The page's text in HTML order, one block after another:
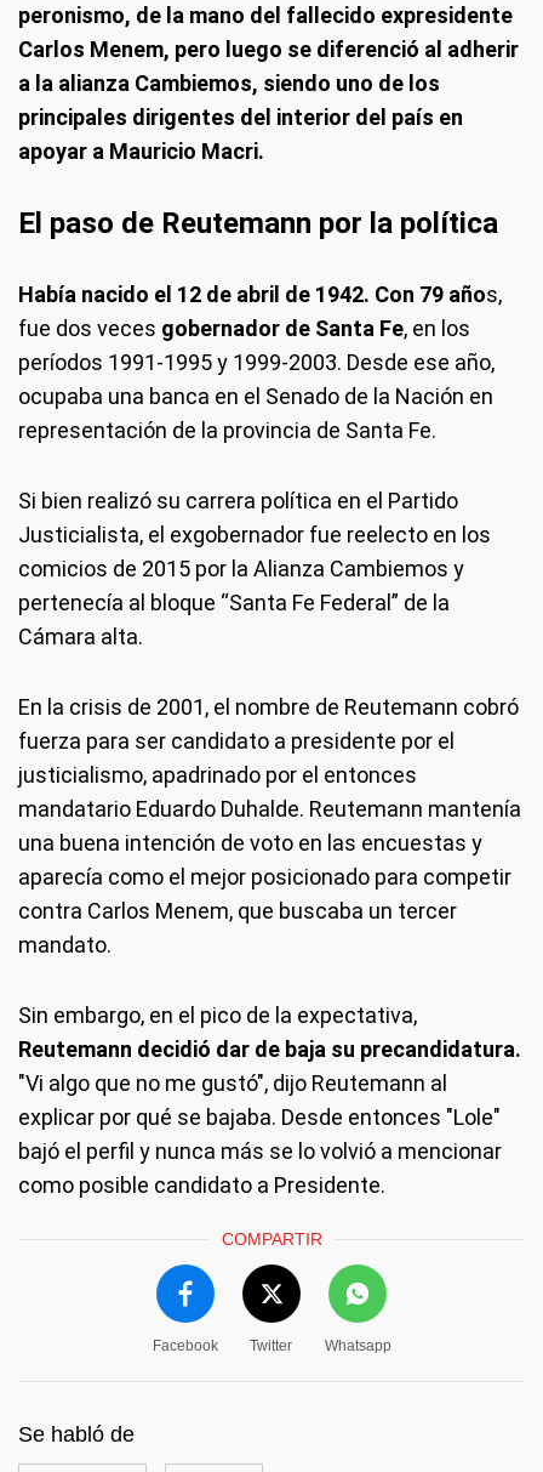
peronismo, de la mano del fallecido expresidente
Carlos Menem, pero luego se diferenció al adherir
a la alianza Cambiemos, siendo uno de los
principales dirigentes del interior del país en
apoyar a Mauricio Macri.
El paso de Reutemann por la política
Había nacido el 12 de abril de 1942. Con 79 años,
fue dos veces gobernador de Santa Fe, en los
períodos 1991-1995 y 1999-2003. Desde ese año,
ocupaba una banca en el Senado de la Nación en
representación de la provincia de Santa Fe.
Si bien realizó su carrera política en el Partido
Justicialista, el exgobernador fue reelecto en los
comicios de 2015 por la Alianza Cambiemos y
pertenecía al bloque “Santa Fe Federal” de la
Cámara alta.
En la crisis de 2001, el nombre de Reutemann cobró
fuerza para ser candidato a presidente por el
justicialismo, apadrinado por el entonces
mandatario Eduardo Duhalde. Reutemann mantenía
una buena intención de voto en las encuestas y
aparecía como el mejor posicionado para competir
contra Carlos Menem, que buscaba un tercer
mandato.
Sin embargo, en el pico de la expectativa,
Reutemann decidió dar de baja su precandidatura.
"Vi algo que no me gustó", dijo Reutemann al
explicar por qué se bajaba. Desde entonces "Lole"
bajó el perfil y nunca más se lo volvió a mencionar
como posible candidato a Presidente.
COMPARTIR
Facebook Twitter Whatsapp
Se habló de